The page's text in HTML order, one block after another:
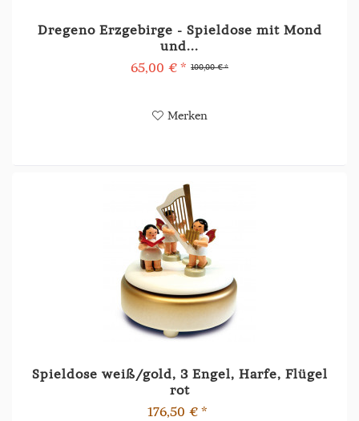
Dregeno Erzgebirge - Spieldose mit Mond
und...
100,00 € *
65,00 € *
Merken
Spieldose weiß/gold, 3 Engel, Harfe, Flügel
rot
176,50 € *